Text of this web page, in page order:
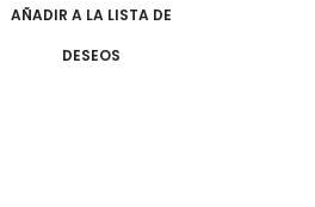
AÑADIR A LA LISTA DE
DESEOS